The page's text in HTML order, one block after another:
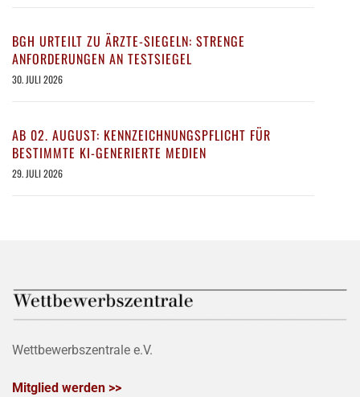
BGH URTEILT ZU ÄRZTE-SIEGELN: STRENGE
ANFORDERUNGEN AN TESTSIEGEL
30. JULI 2026
AB 02. AUGUST: KENNZEICHNUNGSPFLICHT FÜR
BESTIMMTE KI-GENERIERTE MEDIEN
29. JULI 2026
Wettbewerbszentrale e.V.
Mitglied werden >>